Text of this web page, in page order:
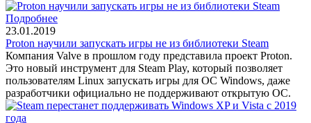
Подробнее
23.01.2019
Proton научили запускать игры не из библиотеки Steam
Компания Valve в прошлом году представила проект Proton.
Это новый инструмент для Steam Play, который позволяет
пользователям Linux запускать игры для ОС Windows, даже
разработчики официально не поддерживают открытую ОС.